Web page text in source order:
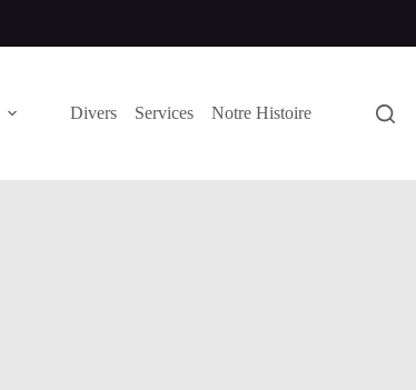
Divers Services Notre Histoire